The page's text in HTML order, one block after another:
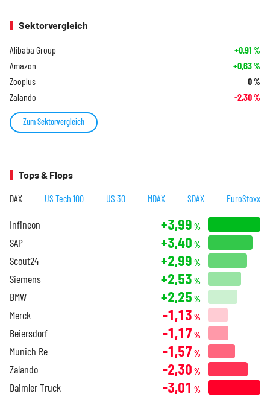
Sektorvergleich
Alibaba Group +0,91 %
Amazon +0,63%
Zooplus 0%
Zalando -2,30%
Zum Sektorvergleich
Tops & Flops
DAX US Tech 100 US 30 MDAX SDAX EuroStoxx
Infineon +3,99 %
SAP +3,40 %
Scout24 +2,99 %
Siemens +2,53 %
BMW +2,25 %
Merck -1,13 %
Beiersdorf -1,17 %
Munich Re -1,57 %
Zalando -2,30 %
Daimler Truck -3,01 %